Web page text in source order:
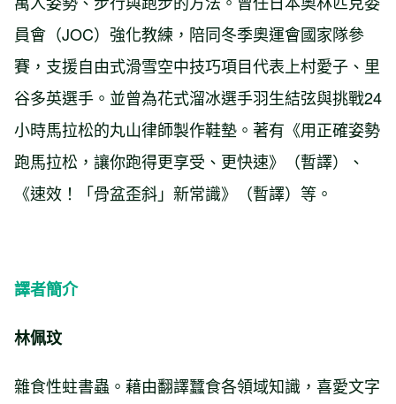
員會（JOC）強化教練，陪同冬季奧運會國家隊參
賽，支援自由式滑雪空中技巧項目代表上村愛子、里
谷多英選手。並曾為花式溜冰選手羽生結弦與挑戰24
小時馬拉松的丸山律師製作鞋墊。著有《用正確姿勢
跑馬拉松，讓你跑得更享受、更快速》（暫譯）、
《速效！「骨盆歪斜」新常識》（暫譯）等。
譯者簡介
林佩玟
雜食性蛀書蟲。藉由翻譯蠶食各領域知識，喜愛文字